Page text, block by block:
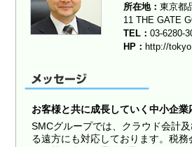
所在地： 東京都
11 THE GATE
TEL： 03-6280-
HP： http://
お客様と共に成長していく中小企業
SMCグループでは、クラウド会計
る遠方にも対応しております。税務